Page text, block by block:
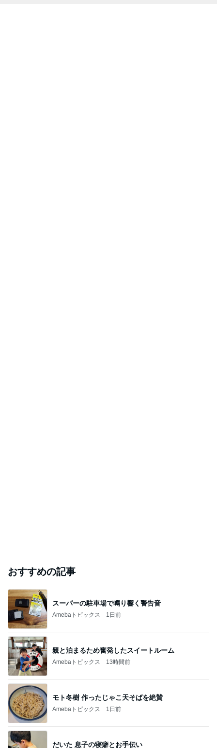
おすすめの記事
スーパーの駐車場で鳴り響く警告音
Amebaトピックス 1日前
親と泊まるため奮発したスイートルーム
Amebaトピックス 13時間前
モト冬樹 作ったじゃこ天そばを絶賛
Amebaトピックス 1日前
だいた 息子の寝癖とお手伝い